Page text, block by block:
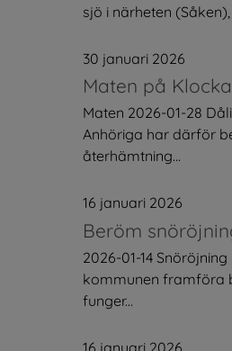
sjö i närheten
30 januari 2026
Maten på
Maten 2026-01-28
Anhöriga har därför
återhämtning...
16 januari 2026
Beröm
2026-01-14
kommunen framföra
funger...
16 januari 2026